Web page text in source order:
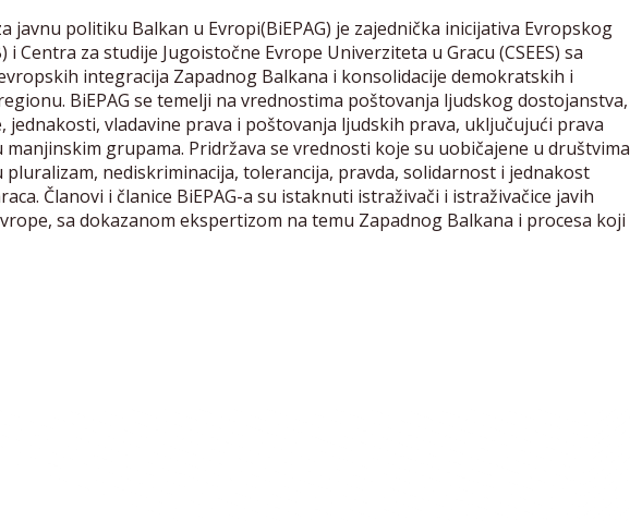
javnu politiku Balkan u Evropi(BiEPAG) je zajednička inicijativa Evropskog
i Centra za studije Jugoistočne Evrope Univerziteta u Gracu (CSEES) sa
integracija Zapadnog Balkana i konsolidacije demokratskih i
BiEPAG se temelji na vrednostima poštovanja ljudskog dostojanstva,
jednakosti, vladavine prava i poštovanja ljudskih prava, uključujući prava
grupama. Pridržava se vrednosti koje su uobičajene u društvima
nediskriminacija, tolerancija, pravda, solidarnost i jednakost
Članovi i članice BiEPAG-a su istaknuti istraživači i istraživačice javih
sa dokazanom ekspertizom na temu Zapadnog Balkana i procesa koji